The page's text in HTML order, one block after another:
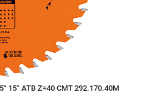
15° ATB Z=40 CMT 292.170.40M